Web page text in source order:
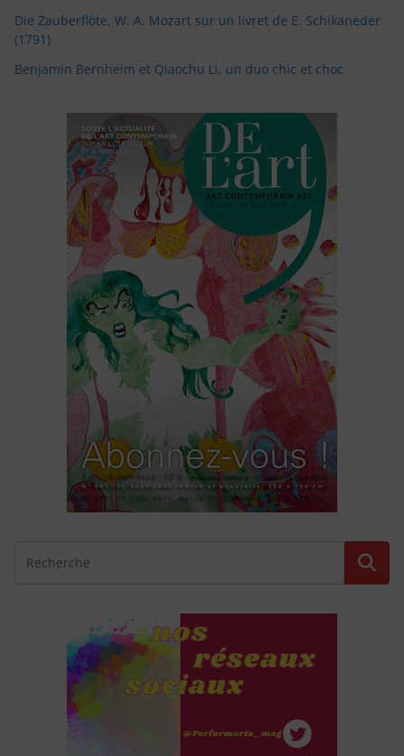
Die Zauberflöte, W. A. Mozart sur un livret de E. Schikaneder
(1791)
Benjamin Bernheim et Qiaochu Li, un duo chic et choc